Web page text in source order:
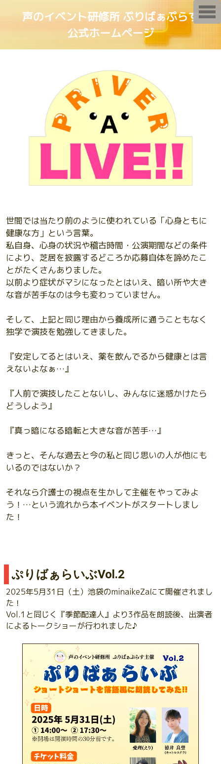
声のイベント研修所 ぷりばぁぷらす
公式ホームページ
世間では当たり前のように使われている「心身ともに
健康な方」という言葉。
私自身、心身の状況や稽古時間・公演期間などの条件
により、芝居を披露するどころか応募自体を諦めたこ
とがたくさんありました。
以前より症状がマシになったとはいえ、暗い所や大き
な音が苦手なのは今も変わっていません。
そして、上記と同じ理由から養成所に通うこともなく
独学で演技を勉強してきました。
『安定してるとはいえ、薬を飲んでるから健康とは言
えないよなぁ…』
『人前で演技したことないし、みんなに迷惑かけたら
どうしよう』
『真っ暗になる暗転と大きな音が苦手…』
きっと、そんな過去と今の私と同じ思いの人が他にも
いるのではないか？
それなら介護士の視点を生かして主催をやってみよ
う！…という流れから本イベントがスタートしまし
た！
ぷりばぁらいぶVol.2
2025年5月31日（土）池袋のminaikeZaにて開催されまし
た！
Vol.1と同じく『季節配達人』より3作品を朗読後、出演者
によるトークショーが行われました♪
T
o
g